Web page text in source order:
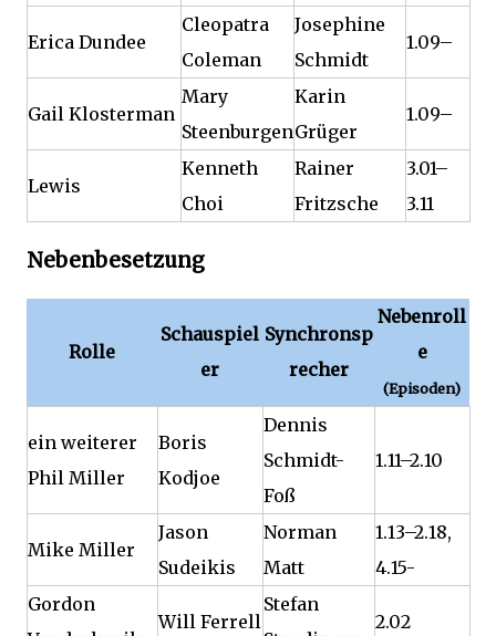
Erica Dundee
Cleopatra
Coleman
Josephine
Schmidt
1.09–
Gail Klosterman
Mary
Steenburgen
Karin
Grüger
1.09–
Lewis
Kenneth
Choi
Rainer
Fritzsche
3.01–
3.11
Nebenbesetzung
Rolle
Schauspiel
er
Synchronsp
recher
Nebenroll
e
(Episoden)
ein weiterer
Phil Miller
Boris
Kodjoe
Dennis
Schmidt-
Foß
1.11–2.10
Mike Miller
Jason
Sudeikis
Norman
Matt
1.13–2.18,
4.15-
Gordon
Will Ferrell
Stefan
2.02